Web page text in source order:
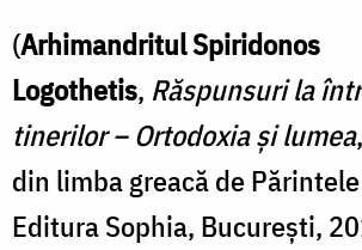
(Arhimandritul Spiridonos
Logothetis, Răspunsuri la
tinerilor – Ortodoxia și lumea
din limba greacă de
Editura Sophia, București,